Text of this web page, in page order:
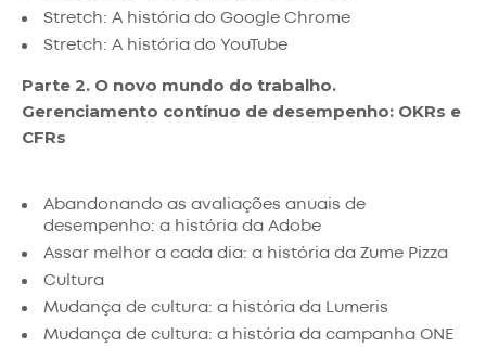
Stretch: A história do Google Chrome
Stretch: A história do YouTube
Parte 2. O novo mundo do trabalho.
Gerenciamento contínuo de desempenho: OKRs e
CFRs
Abandonando as avaliações anuais de
desempenho: a história da Adobe
Assar melhor a cada dia: a história da Zume Pizza
Cultura
Mudança de cultura: a história da Lumeris
Mudança de cultura: a história da campanha ONE